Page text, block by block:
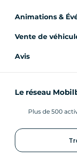
Animations &
Vente de
Avis
Le réseau
Plus de 500